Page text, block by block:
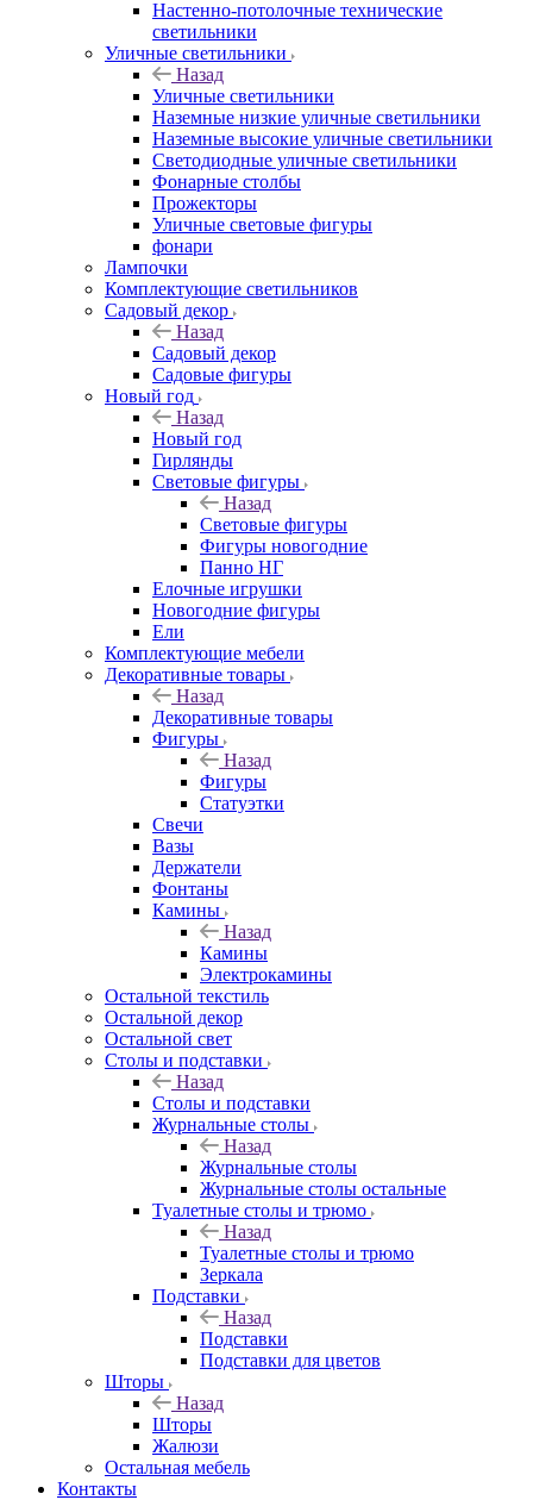
Настенно-потолочные технические
светильники
Уличные светильники
Назад
Уличные светильники
Наземные низкие уличные светильники
Наземные высокие уличные светильники
Светодиодные уличные светильники
Фонарные столбы
Прожекторы
Уличные световые фигуры
фонари
Лампочки
Комплектующие светильников
Садовый декор
Назад
Садовый декор
Садовые фигуры
Новый год
Назад
Новый год
Гирлянды
Световые фигуры
Назад
Световые фигуры
Фигуры новогодние
Панно НГ
Елочные игрушки
Новогодние фигуры
Ели
Комплектующие мебели
Декоративные товары
Назад
Декоративные товары
Фигуры
Назад
Фигуры
Статуэтки
Свечи
Вазы
Держатели
Фонтаны
Камины
Назад
Камины
Электрокамины
Остальной текстиль
Остальной декор
Остальной свет
Столы и подставки
Назад
Столы и подставки
Журнальные столы
Назад
Журнальные столы
Журнальные столы остальные
Туалетные столы и трюмо
Назад
Туалетные столы и трюмо
Зеркала
Подставки
Назад
Подставки
Подставки для цветов
Шторы
Назад
Шторы
Жалюзи
Остальная мебель
Контакты